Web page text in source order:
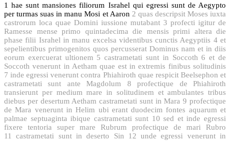
1 hae sunt mansiones filiorum Israhel qui egressi sunt de Aegypto
per turmas suas in manu Mosi et Aaron 2 quas descripsit Moses iuxta
castrorum loca quae Domini iussione mutabant 3 profecti igitur de
Ramesse mense primo quintadecima die mensis primi altera die
phase filii Israhel in manu excelsa videntibus cunctis Aegyptiis 4 et
sepelientibus primogenitos quos percusserat Dominus nam et in diis
eorum exercuerat ultionem 5 castrametati sunt in Soccoth 6 et de
Soccoth venerunt in Aetham quae est in extremis finibus solitudinis
7 inde egressi venerunt contra Phiahiroth quae respicit Beelsephon et
castrametati sunt ante Magdolum
8
profectique de Phiahiroth
transierunt per medium mare in solitudinem et ambulantes tribus
diebus per desertum Aetham castrametati sunt in Mara 9 profectique
de Mara venerunt in Helim ubi erant duodecim fontes aquarum et
palmae septuaginta ibique castrametati sunt 10 sed et inde egressi
fixere tentoria super mare Rubrum profectique de mari Rubro
11
castrametati sunt in deserto Sin 12 unde egressi venerunt in